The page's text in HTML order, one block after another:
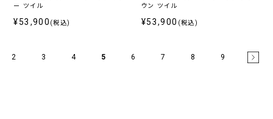
ー ツイル
¥53,900 (税込)
ウン ツイル
¥53,900 (税込)
2 3 4 5 6 7 8 9